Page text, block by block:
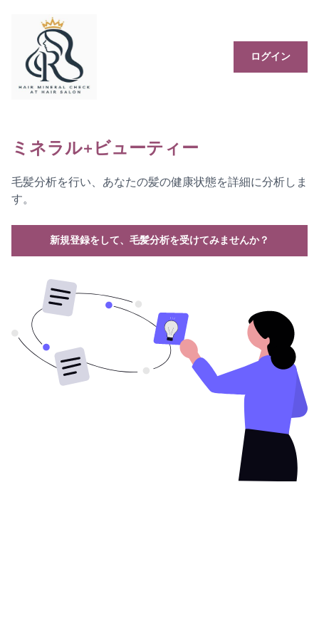
ログイン
ミネラル+ビューティー
毛髪分析を行い、あなたの髪の健康状態を詳細に分析しま
す。
新規登録をして、毛髪分析を受けてみませんか？